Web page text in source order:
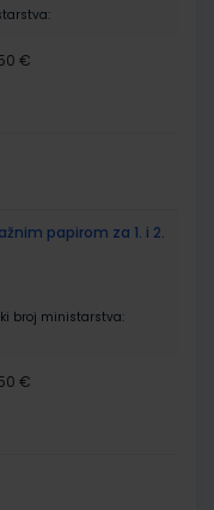
€
papirom za 1. i 2.
broj ministarstva:
€